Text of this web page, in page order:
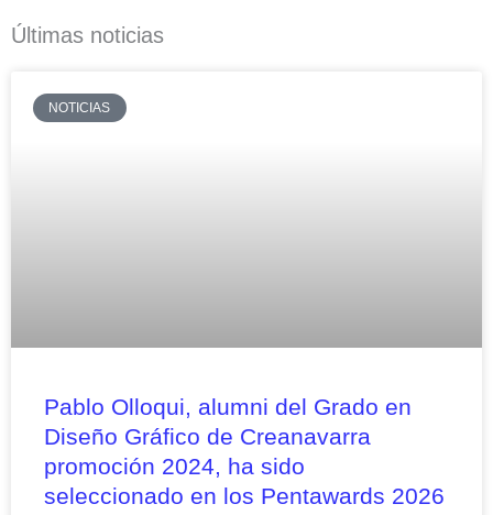
Últimas noticias
NOTICIAS
Pablo Olloqui, alumni del Grado en
Diseño Gráfico de Creanavarra
promoción 2024, ha sido
seleccionado en los Pentawards 2026